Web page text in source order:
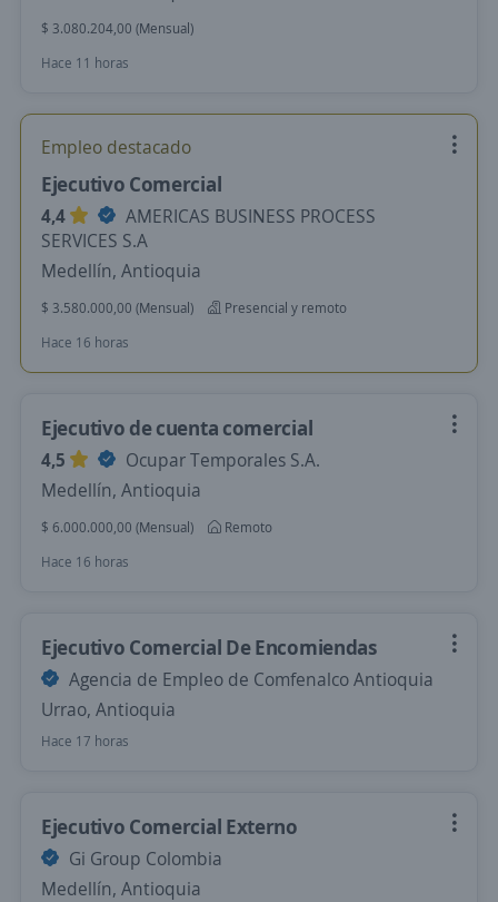
$ 3.080.204,00 (Mensual)
Hace 11 horas
Empleo destacado
Ejecutivo Comercial
4,4
AMERICAS BUSINESS PROCESS
SERVICES S.A
Medellín, Antioquia
$ 3.580.000,00 (Mensual)
Presencial y remoto
Hace 16 horas
Ejecutivo de cuenta comercial
4,5
Ocupar Temporales S.A.
Medellín, Antioquia
$ 6.000.000,00 (Mensual)
Remoto
Hace 16 horas
Ejecutivo Comercial De Encomiendas
Agencia de Empleo de Comfenalco Antioquia
Urrao, Antioquia
Hace 17 horas
Ejecutivo Comercial Externo
Gi Group Colombia
Medellín, Antioquia